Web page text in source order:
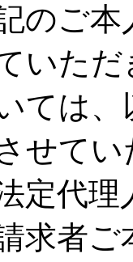
のご本
いただ
ては、
せて
定代理
求者ご